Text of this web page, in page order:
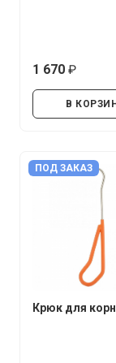
1 670
В
ПОД ЗАКАЗ
Крюк для